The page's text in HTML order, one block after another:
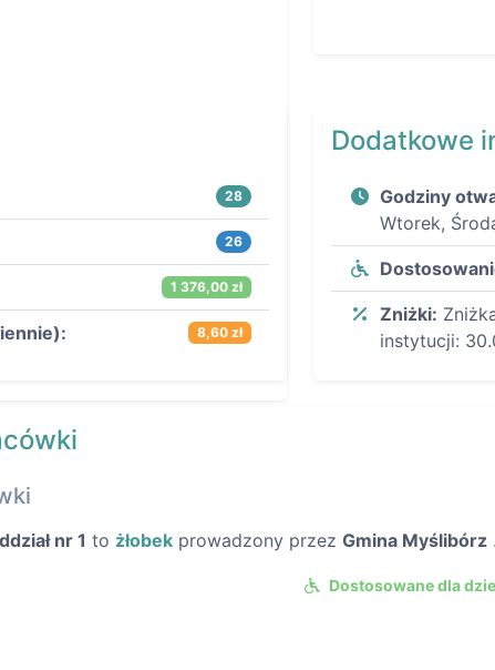
28
26
1 376,00 zł
8,60 zł
Dodatkowe
Godziny
Wtorek,
Zniżki:
instytucji:
nr 1 to żłobek prowadzony przez Gmina Myślibórz .
Dostosowane dla